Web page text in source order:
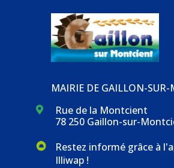
MAIRIE DE GAILLON-

Rue de la Montcient
78 250 Gaillon-sur-
Restez informé grâce à
Illiwap !